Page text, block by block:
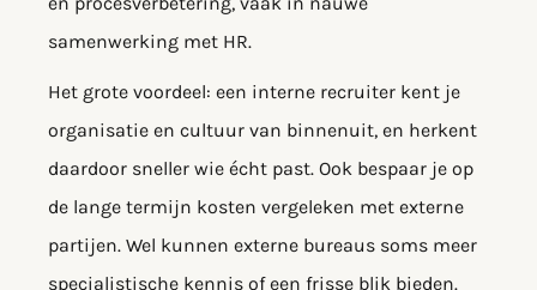
samenwerking met HR.
Het grote voordeel: een interne recruiter kent je
organisatie en cultuur van binnenuit, en herkent
daardoor sneller wie écht past. Ook bespaar je op
de lange termijn kosten vergeleken met externe
partijen. Wel kunnen externe bureaus soms meer
specialistische kennis of een frisse blik bieden.